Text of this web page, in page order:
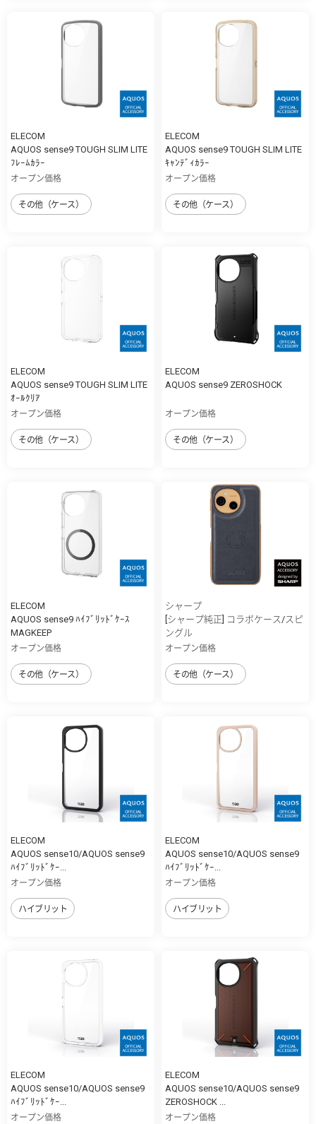
ELECOM
AQUOS sense9 TOUGH SLIM LITE
ﾌﾚｰﾑｶﾗｰ
オープン価格
その他（ケース）
ELECOM
AQUOS sense9 TOUGH SLIM LITE
ｷｬﾝﾃﾞｨｶﾗｰ
オープン価格
その他（ケース）
ELECOM
AQUOS sense9 TOUGH SLIM LITE
ｵｰﾙｸﾘｱ
オープン価格
その他（ケース）
ELECOM
AQUOS sense9 ZEROSHOCK
オープン価格
その他（ケース）
ELECOM
AQUOS sense9 ﾊｲﾌﾞﾘｯﾄﾞｹｰｽ
MAGKEEP
オープン価格
その他（ケース）
シャープ
[シャープ純正] コラボケース/スピ
ングル
オープン価格
その他（ケース）
ELECOM
AQUOS sense10/AQUOS sense9
ﾊｲﾌﾞﾘｯﾄﾞｹｰ...
オープン価格
ハイブリット
ELECOM
AQUOS sense10/AQUOS sense9
ﾊｲﾌﾞﾘｯﾄﾞｹｰ...
オープン価格
ハイブリット
ELECOM
AQUOS sense10/AQUOS sense9
ﾊｲﾌﾞﾘｯﾄﾞｹｰ...
オープン価格
ELECOM
AQUOS sense10/AQUOS sense9
ZEROSHOCK ...
オープン価格